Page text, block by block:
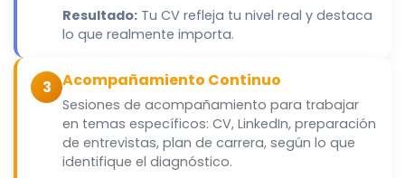
Resultado: Tu CV refleja tu nivel real y destaca
lo que realmente importa.
3 Acompañamiento Continuo
Sesiones de acompañamiento para trabajar
en temas específicos: CV, LinkedIn, preparación
de entrevistas, plan de carrera, según lo que
identifique el diagnóstico.